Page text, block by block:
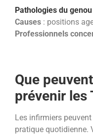
Pathologies du
Causes : positions
Professionnels
Que
prévenir les
Les infirmiers
pratique quotidienne.